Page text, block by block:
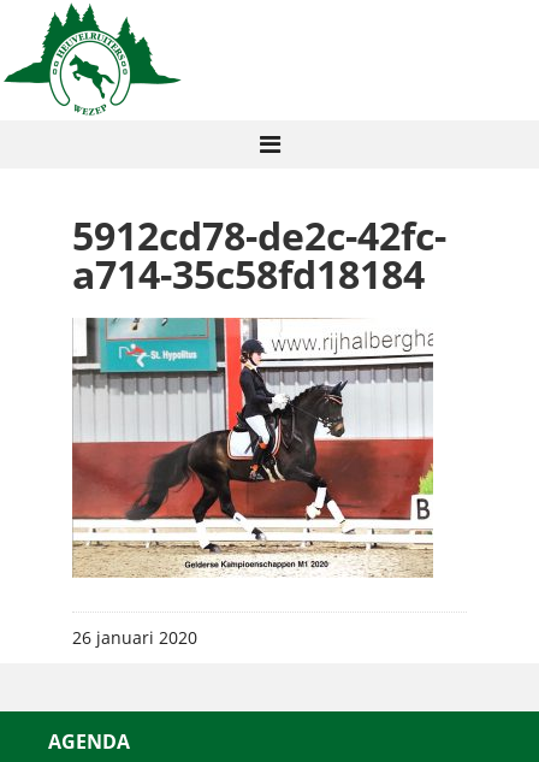
5912cd78-de2c-42fc-
a714-35c58fd18184
26 januari 2020
AGENDA